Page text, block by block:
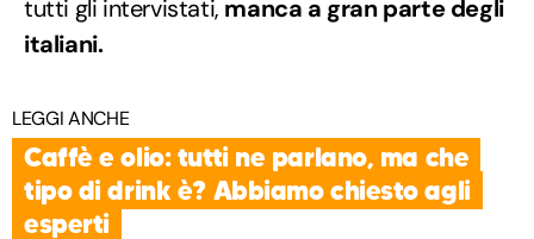
tutti gli intervistati, manca a gran parte degli
italiani.
LEGGI ANCHE
Caffè e olio: tutti ne parlano, ma che
tipo di drink è? Abbiamo chiesto agli
esperti